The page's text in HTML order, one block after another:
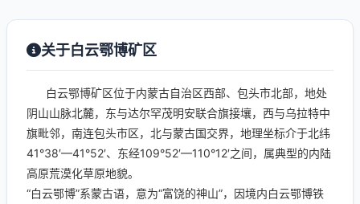
关于白云鄂博矿区
白云鄂博矿区位于内蒙古自治区西部、包头市北部，地处
阴山山脉北麓，东与达尔罕茂明安联合旗接壤，西与乌拉特中
旗毗邻，南连包头市区，北与蒙古国交界，地理坐标介于北纬
41°38′—41°52′、东经109°52′—110°12′之间，属典型的内陆
高原荒漠化草原地貌。
“白云鄂博”系蒙古语，意为“富饶的神山”，因境内白云鄂博铁